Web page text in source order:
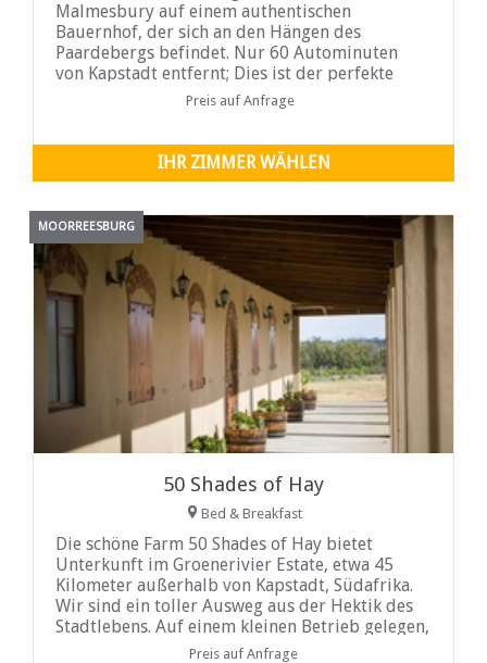
Malmesbury auf einem authentischen
Bauernhof, der sich an den Hängen des
Paardebergs befindet. Nur 60 Autominuten
von Kapstadt entfernt; Dies ist der perfekte
Ort, um dem Alltag zu entfliehen. Das
Winemakers Cottage ist über 100 Jahre alt und
Preis auf Anfrage
IHR ZIMMER WÄHLEN
MOORREESBURG
50 Shades of Hay
Bed & Breakfast
Die schöne Farm 50 Shades of Hay bietet
Unterkunft im Groenerivier Estate, etwa 45
Kilometer außerhalb von Kapstadt, Südafrika.
Wir sind ein toller Ausweg aus der Hektik des
Stadtlebens. Auf einem kleinen Betrieb gelegen,
können Sie Ruhe und Frieden genießen...
Preis auf Anfrage